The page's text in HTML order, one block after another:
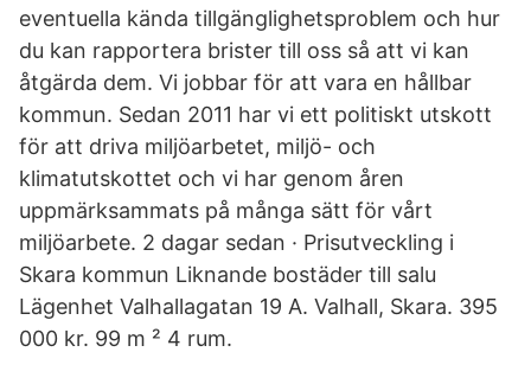
eventuella kända tillgänglighetsproblem och hur
du kan rapportera brister till oss så att vi kan
åtgärda dem. Vi jobbar för att vara en hållbar
kommun. Sedan 2011 har vi ett politiskt utskott
för att driva miljöarbetet, miljö- och
klimatutskottet och vi har genom åren
uppmärksammats på många sätt för vårt
miljöarbete. 2 dagar sedan · Prisutveckling i
Skara kommun Liknande bostäder till salu
Lägenhet Valhallagatan 19 A. Valhall, Skara. 395
000 kr. 99 m ² 4 rum.